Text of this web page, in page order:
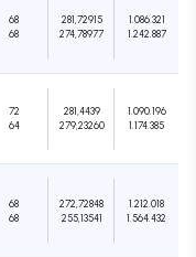
68
68
281,72915
274,78977
1.086.321
1.242.887
72
64
281,4439
279,23260
1.090.196
1.174.385
68
68
272,72848
255,13541
1.212.018
1.564.432